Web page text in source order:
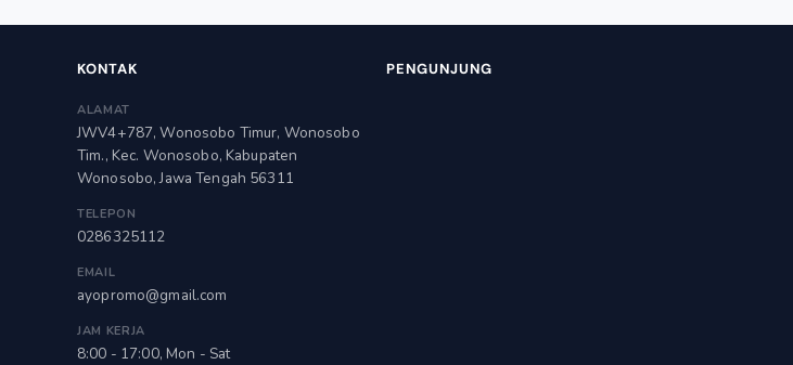
KONTAK
ALAMAT
JWV4+787, Wonosobo Timur, Wonosobo
Tim., Kec. Wonosobo, Kabupaten
Wonosobo, Jawa Tengah 56311
TELEPON
0286325112
EMAIL
ayopromo@gmail.com
JAM KERJA
8:00 - 17:00, Mon - Sat
PENGUNJUNG